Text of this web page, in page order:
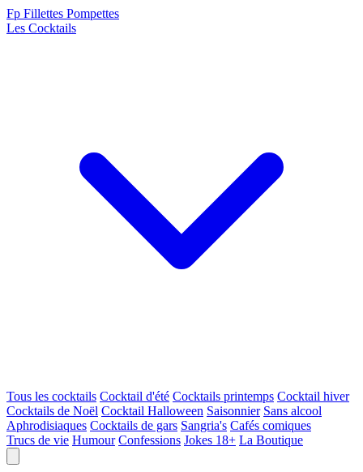
Fp Fillettes Pompettes
Les Cocktails
Tous les cocktails Cocktail d'été Cocktails printemps Cocktail hiver
Cocktails de Noël Cocktail Halloween Saisonnier Sans alcool
Aphrodisiaques Cocktails de gars Sangria's Cafés comiques
Trucs de vie Humour Confessions Jokes 18+ La Boutique